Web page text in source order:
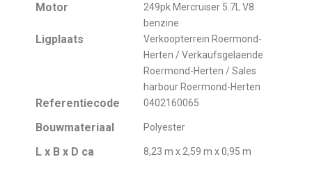
Motor
249pk Mercruiser 5.7L V8
benzine
Ligplaats
Verkoopterrein Roermond-
Herten / Verkaufsgelaende
Roermond-Herten / Sales
harbour Roermond-Herten
Referentiecode 0402160065
Bouwmateriaal Polyester
L x B x D ca 8,23 m x 2,59 m x 0,95 m